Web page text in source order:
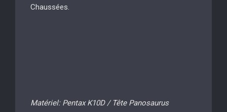
Chaussées.
Matériel: Pentax K10D / Tête Panosaurus